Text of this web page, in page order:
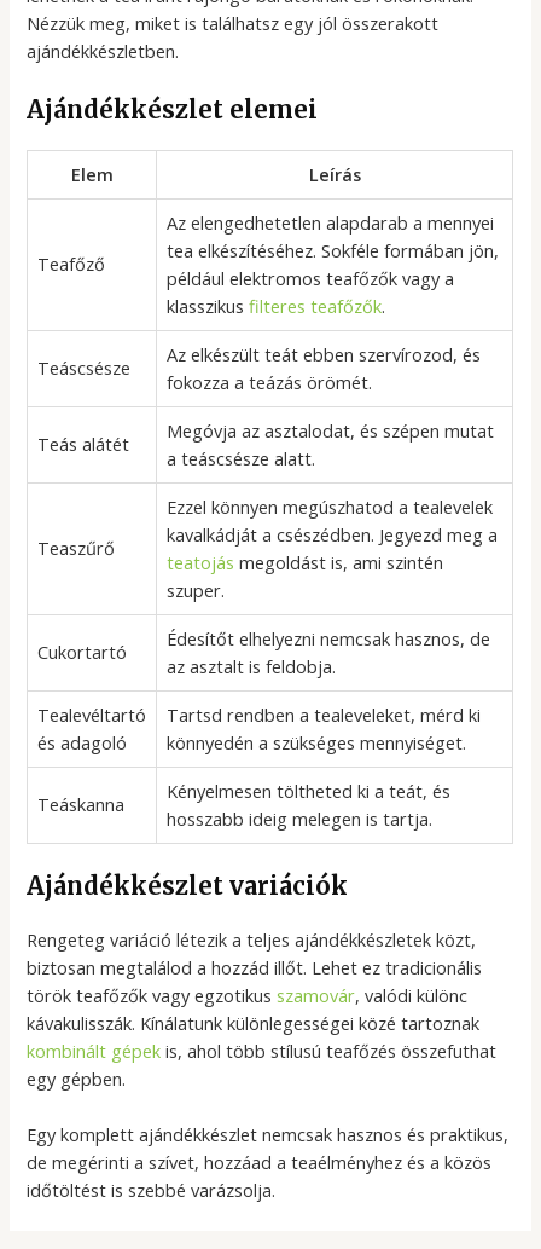
Nézzük meg, miket is találhatsz egy jól összerakott
ajándékkészletben.
Ajándékkészlet elemei
Elem Leírás
Teafőző
Az elengedhetetlen alapdarab a mennyei
tea elkészítéséhez. Sokféle formában jön,
például elektromos teafőzők vagy a
klasszikusfilteres teafőzők.
Teáscsésze
Az elkészült teát ebben szervírozod, és
fokozza a teázás örömét.
Teás alátét
Megóvja az asztalodat, és szépen mutat
a teáscsésze alatt.
Teaszűrő
Ezzel könnyen megúszhatod a tealevelek
kavalkádját a csészédben. Jegyezd meg a
teatojás megoldást is, ami szintén
szuper.
Cukortartó
Édesítőt elhelyezni nemcsak hasznos, de
az asztalt is feldobja.
Tealevéltartó
és adagoló
Tartsd rendben a tealeveleket, mérd ki
könnyedén a szükséges mennyiséget.
Teáskanna
Kényelmesen töltheted ki a teát, és
hosszabb ideig melegen is tartja.
Ajándékkészlet variációk
Rengeteg variáció létezik a teljes ajándékkészletek közt,
biztosan megtalálod a hozzád illőt. Lehet ez tradicionális
török teafőzők vagy egzotikus szamovár, valódi különc
kávakulisszák. Kínálatunk különlegességei közé tartoznak
kombinált gépek is, ahol több stílusú teafőzés összefuthat
egy gépben.
Egy komplett ajándékkészlet nemcsak hasznos és praktikus,
de megérinti a szívet, hozzáad a teaélményhez és a közös
időtöltést is szebbé varázsolja.